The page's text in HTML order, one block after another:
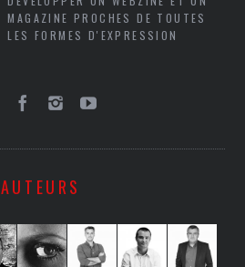
MAGAZINE PROCHES DE TOUTES
LES FORMES D'EXPRESSION
AUTEURS